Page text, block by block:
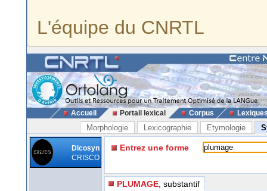
L'équipe du CNRTL
Accueil Portail lexical Corpus
Morphologie Lexicographie Etymologie
Dicosyn
CRISCO
Entrez une forme
PLUMAGE , substantif